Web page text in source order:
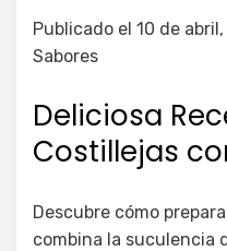
Publicado el 10 de
Sabores
Deliciosa
Costillejas
Descubre cómo
combina la suculencia